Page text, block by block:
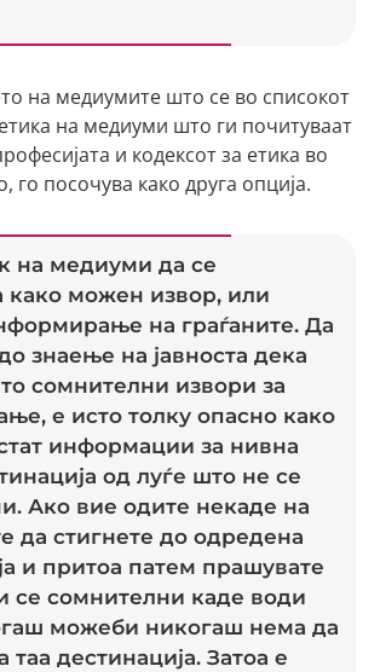
на медиумите што се во списокот
на медиуми што ги почитуваат
и кодексот за етика во
го посочува како друга опција.
на медиуми да се
како можен извор, или
на граѓаните. Да
знаење на јавноста дека
сомнителни извори за
е исто толку опасно како
информации за нивна
од луѓе што не се
Ако вие одите некаде на
да стигнете до одредена
и притоа патем прашувате
се сомнителни каде води
можеби никогаш нема да
таа дестинација. Затоа е